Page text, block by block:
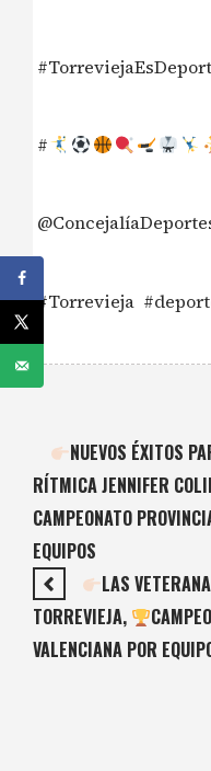
#
#Torrevieja
NUEVOS ÉXITOS
RÍTMICA JENNIFER
CAMPEONATO
EQUIPOS
LAS
TORREVIEJA,
VALENCIANA POR